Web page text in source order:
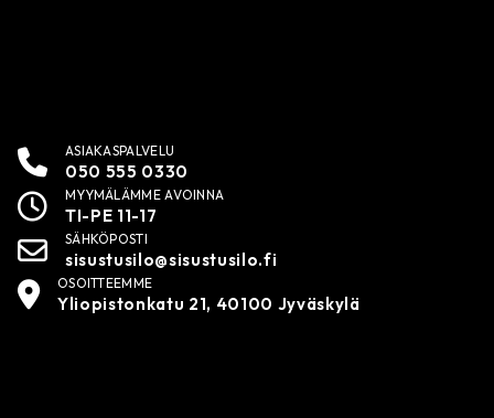
ASIAKASPALVELU
050 555 0330
MYYMÄLÄMME AVOINNA
TI-PE 11-17
SÄHKÖPOSTI
sisustusilo@sisustusilo.fi
OSOITTEEMME
Yliopistonkatu 21, 40100 Jyväskylä